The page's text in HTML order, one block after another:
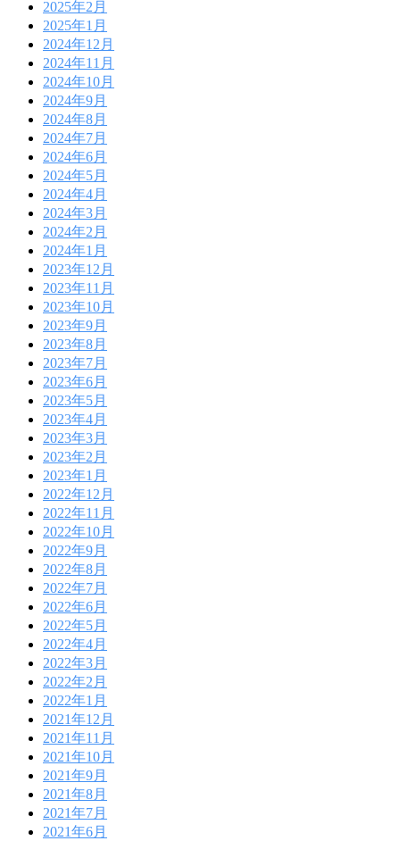
2025年2月
2025年1月
2024年12月
2024年11月
2024年10月
2024年9月
2024年8月
2024年7月
2024年6月
2024年5月
2024年4月
2024年3月
2024年2月
2024年1月
2023年12月
2023年11月
2023年10月
2023年9月
2023年8月
2023年7月
2023年6月
2023年5月
2023年4月
2023年3月
2023年2月
2023年1月
2022年12月
2022年11月
2022年10月
2022年9月
2022年8月
2022年7月
2022年6月
2022年5月
2022年4月
2022年3月
2022年2月
2022年1月
2021年12月
2021年11月
2021年10月
2021年9月
2021年8月
2021年7月
2021年6月